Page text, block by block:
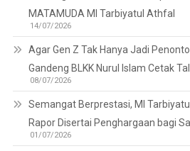
MATAMUDA MI Tarbiyatul Athfal
14/07/2026
Agar Gen Z Tak Hanya Jadi
Gandeng BLKK Nurul Islam Cetak
08/07/2026
Semangat Berprestasi, MI
Rapor Disertai Penghargaan bagi
01/07/2026